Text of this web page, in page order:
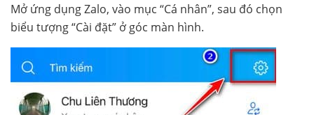
Mở ứng dụng Zalo, vào mục “Cá nhân”, sau đó chọn
biểu tượng “Cài đặt” ở góc màn hình.